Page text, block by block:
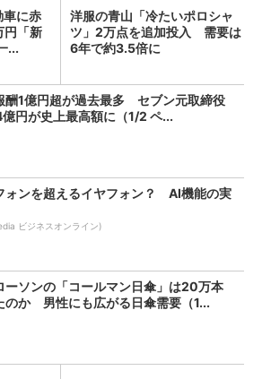
車に赤
「新
...
洋服の青山「冷たいポロシャ
ツ」2万点を追加投入 需要は
6年で約3.5倍に
酬1億円超が過去最多 セブン元取締役
円が史上最高額に（1/2 ペ...
ォンを超えるイヤフォン？ AI機能の実
ビジネスオンライン)
ーソンの「コールマン日傘」は20万本
のか 男性にも広がる日傘需要（1...